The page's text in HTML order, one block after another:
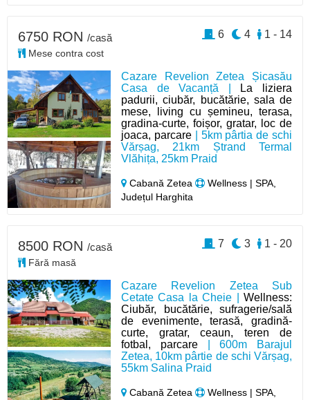
Cazare Revelion Zetea Șicasău
Casa de Vacanță |
La liziera
padurii, ciubăr, bucătărie, sala de
mese, living cu șemineu, terasa,
gradina-curte, foișor, gratar, loc de
joaca, parcare| 5km pârtia de schi
Vărșag, 21km Ștrand Termal
Vlăhița, 25km Praid
Cabană Zetea
Wellness | SPA,
Județul Harghita
6750 RON /casă
Mese contra cost
1 - 14
4
6
Cazare Revelion Zetea Sub
Cetate Casa la Cheie | Wellness:
Ciubăr, bucătărie, sufragerie/sală
de evenimente, terasă, gradină-
curte, gratar, ceaun, teren de
fotbal, parcare| 600m Barajul
Zetea, 10km pârtie de schi Vărșag,
55km Salina Praid
Cabană Zetea
Wellness | SPA,
8500 RON /casă
Fără masă
1 - 20
3
7